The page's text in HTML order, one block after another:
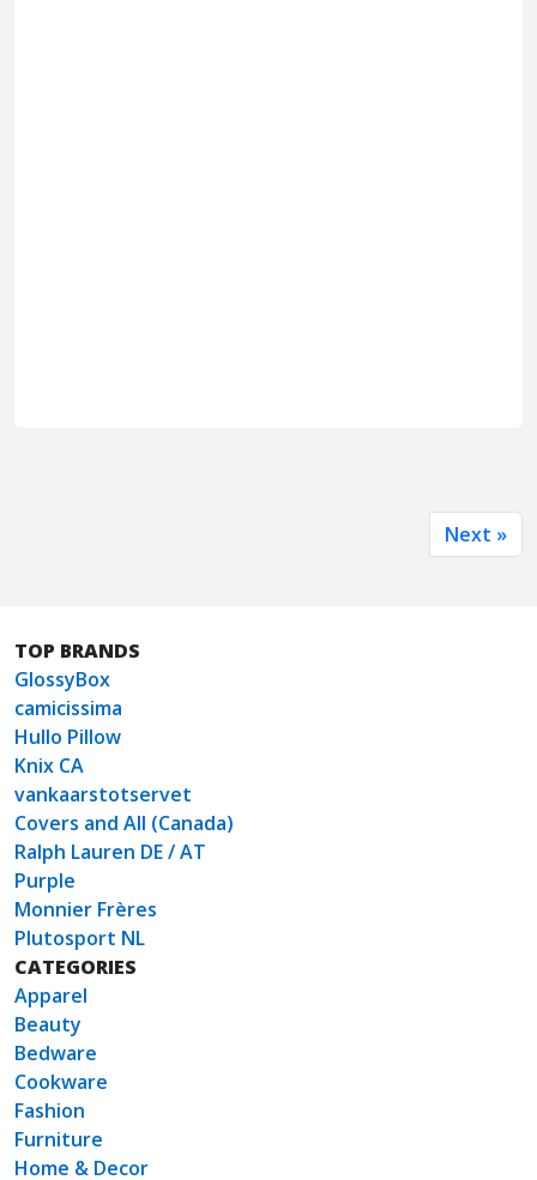
Next »
TOP BRANDS
GlossyBox
camicissima
Hullo Pillow
Knix CA
vankaarstotservet
Covers and All (Canada)
Ralph Lauren DE / AT
Purple
Monnier Frères
Plutosport NL
CATEGORIES
Apparel
Beauty
Bedware
Cookware
Fashion
Furniture
Home & Decor